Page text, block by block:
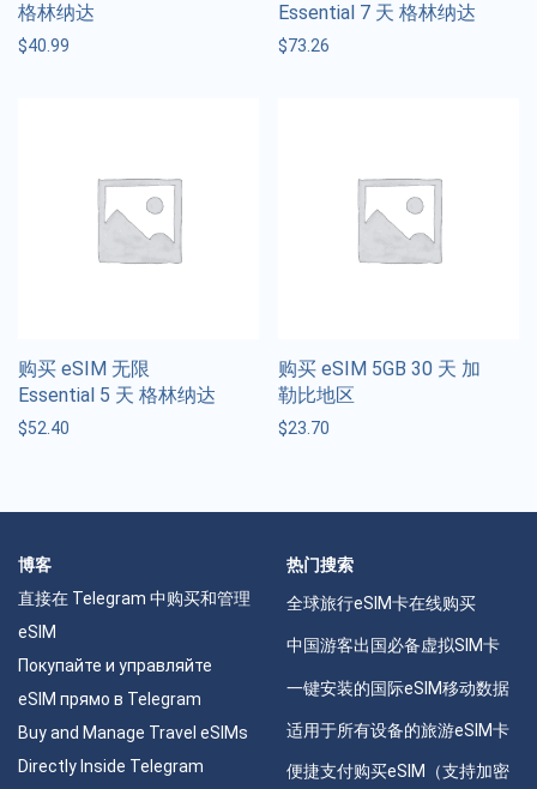
格林纳达
$40.99
Essential 7 天 格林纳达
$73.26
购买 eSIM 无限
Essential 5 天 格林纳达
$52.40
购买 eSIM 5GB 30 天 加
勒比地区
$23.70
博客
直接在 Telegram 中购买和管理
eSIM
Покупайте и управляйте
eSIM прямо в Telegram
Buy and Manage Travel eSIMs
Directly Inside Telegram
热门搜索
全球旅行eSIM卡在线购买
中国游客出国必备虚拟SIM卡
一键安装的国际eSIM移动数据
适用于所有设备的旅游eSIM卡
便捷支付购买eSIM（支持加密